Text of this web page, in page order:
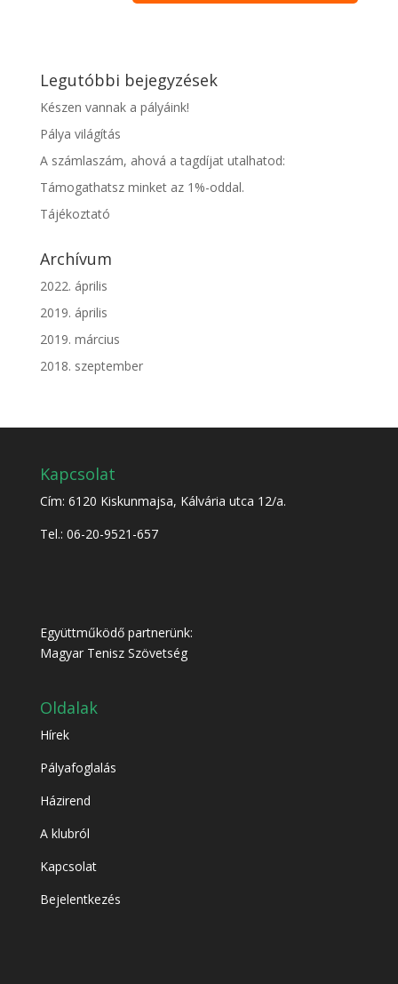
Legutóbbi bejegyzések
Készen vannak a pályáink!
Pálya világítás
A számlaszám, ahová a tagdíjat utalhatod:
Támogathatsz minket az 1%-oddal.
Tájékoztató
Archívum
2022. április
2019. április
2019. március
2018. szeptember
Kapcsolat
Cím: 6120 Kiskunmajsa, Kálvária utca 12/a.
Tel.: 06-20-9521-657
Együttműködő partnerünk:
Magyar Tenisz Szövetség
Oldalak
Hírek
Pályafoglalás
Házirend
A klubról
Kapcsolat
Bejelentkezés